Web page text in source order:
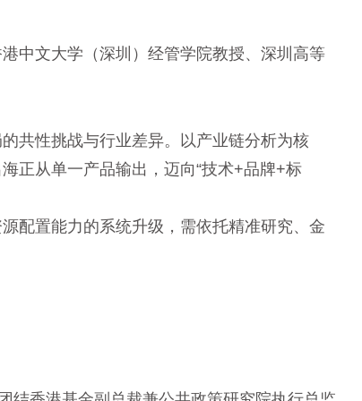
中文大学（深圳）经管学院教授、深圳高等
共性挑战与行业差异。以产业链分析为核
正从单一产品输出，迈向“技术+品牌+标
配置能力的系统升级，需依托精准研究、金